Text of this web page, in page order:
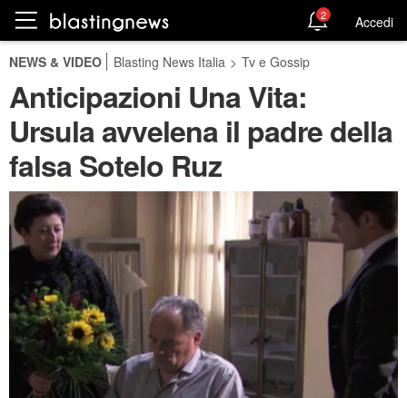
2 Accedi
NEWS & VIDEO Blasting News Italia > Tv e Gossip
Anticipazioni Una Vita:
Ursula avvelena il padre della
falsa Sotelo Ruz